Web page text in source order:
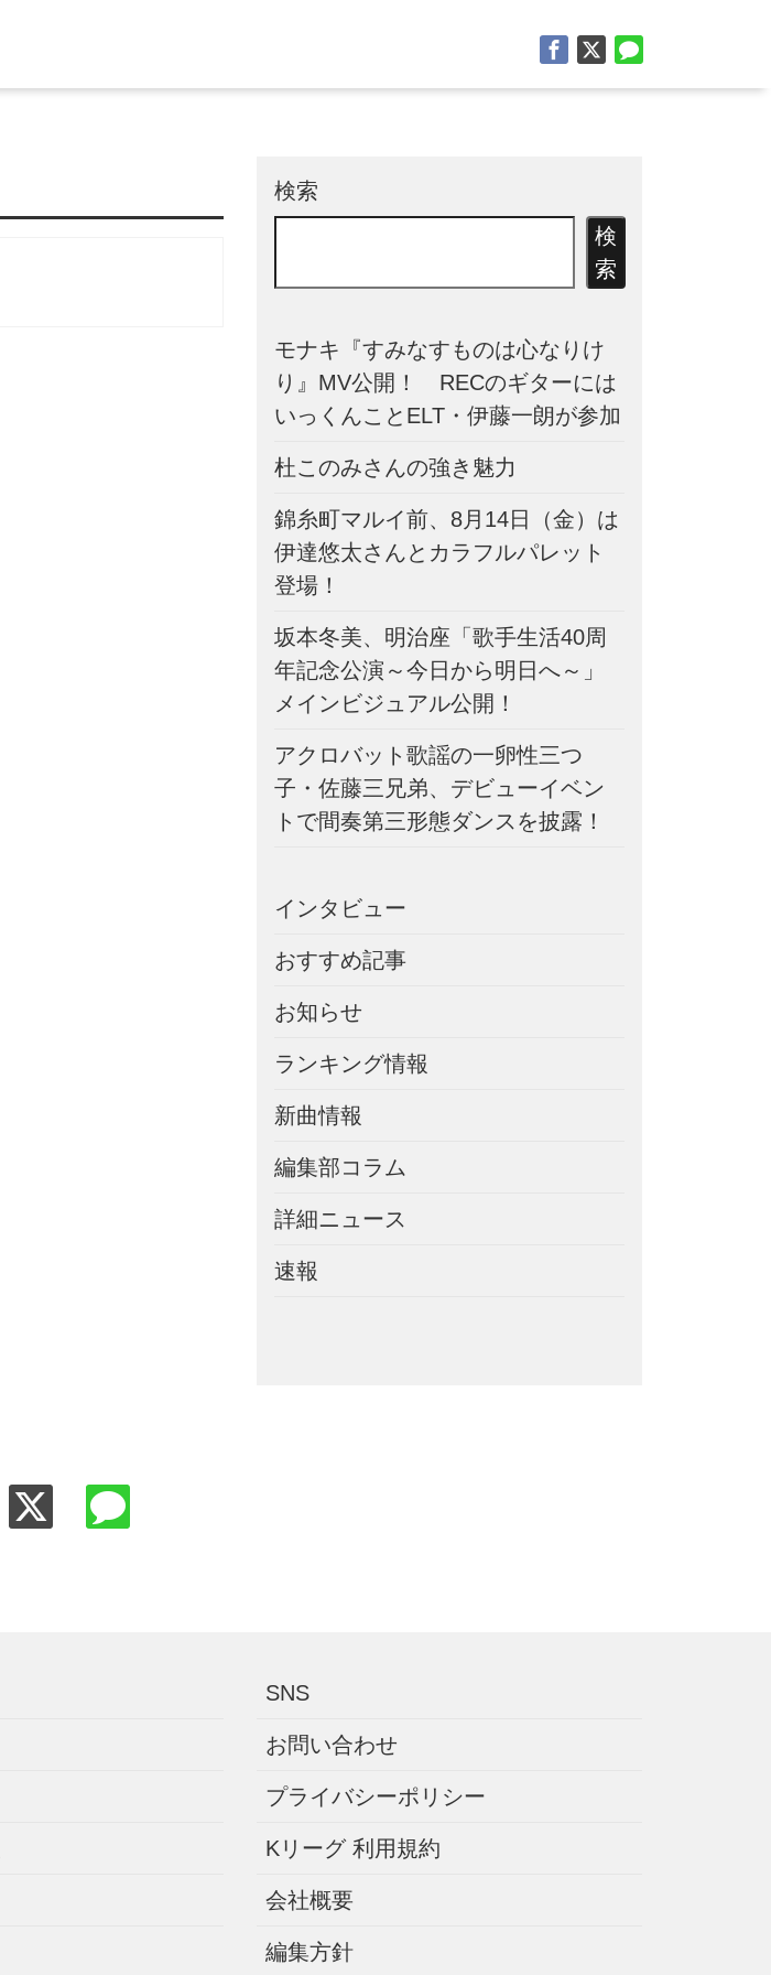
検索
検
索
モナキ『すみなすものは心なりけ
り』MV公開！ RECのギターには
いっくんことELT・伊藤一朗が参加
杜このみさんの強き魅力
錦糸町マルイ前、8月14日（金）は
伊達悠太さんとカラフルパレット
登場！
坂本冬美、明治座「歌手生活40周
年記念公演～今日から明日へ～」
メインビジュアル公開！
アクロバット歌謡の一卵性三つ
子・佐藤三兄弟、デビューイベン
トで間奏第三形態ダンスを披露！
インタビュー
おすすめ記事
お知らせ
ランキング情報
新曲情報
編集部コラム
詳細ニュース
速報
SNS
お問い合わせ
プライバシーポリシー
Kリーグ 利用規約
会社概要
編集方針